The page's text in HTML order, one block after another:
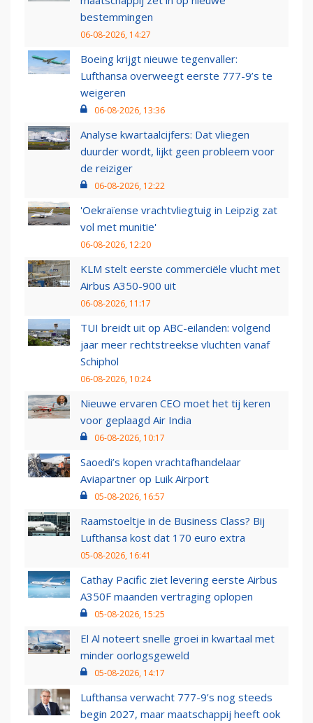
bestemmingen
06-08-2026, 14:27
Boeing krijgt nieuwe tegenvaller:
Lufthansa overweegt eerste 777-9’s te
weigeren
06-08-2026, 13:36
Analyse kwartaalcijfers: Dat vliegen
duurder wordt, lijkt geen probleem voor
de reiziger
06-08-2026, 12:22
'Oekraïense vrachtvliegtuig in Leipzig zat
vol met munitie'
06-08-2026, 12:20
KLM stelt eerste commerciële vlucht met
Airbus A350-900 uit
06-08-2026, 11:17
TUI breidt uit op ABC-eilanden: volgend
jaar meer rechtstreekse vluchten vanaf
Schiphol
06-08-2026, 10:24
Nieuwe ervaren CEO moet het tij keren
voor geplaagd Air India
06-08-2026, 10:17
Saoedi’s kopen vrachtafhandelaar
Aviapartner op Luik Airport
05-08-2026, 16:57
Raamstoeltje in de Business Class? Bij
Lufthansa kost dat 170 euro extra
05-08-2026, 16:41
Cathay Pacific ziet levering eerste Airbus
A350F maanden vertraging oplopen
05-08-2026, 15:25
El Al noteert snelle groei in kwartaal met
minder oorlogsgeweld
05-08-2026, 14:17
Lufthansa verwacht 777-9’s nog steeds
begin 2027, maar maatschappij heeft ook